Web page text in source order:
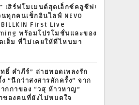
เสิร์ฟโมเมนต์สุดเอ็กซ์คลูซีฟ!
ทุกคนเช็กอินไลฟ์ NEVO
BILLKIN First Live
พร้อมโปรโมชั่นและของ
เต็ม ที่ไม่เคยให้ที่ไหนมา
ธิ์ คำภีร์” ถ่ายทอดเพลงรัก
“นึกว่าสงสารสักครั้ง” จาก
กกาของ “วสุ ห้าวหาญ”
ของคนที่ยังไม่หมดใจ